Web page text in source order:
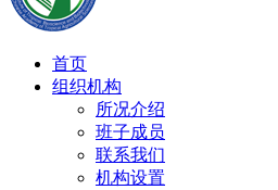
首页
组织机构
所况介绍
班子成员
联系我们
机构设置